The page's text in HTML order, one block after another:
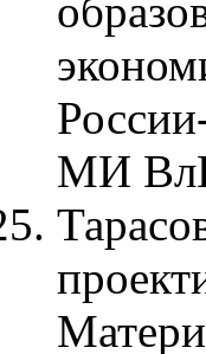
МИ